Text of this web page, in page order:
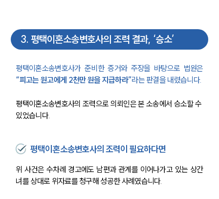
3. 평택이혼소송변호사의 조력 결과, ‘승소’
평택이혼소송변호사가 준비한 증거와 주장을 바탕으로 법원은
“피고는 원고에게 2천만 원을 지급하라”라는 판결을 내렸습니다.
평택이혼소송변호사의 조력으로 의뢰인은 본 소송에서 승소할 수
있었습니다.
평택이혼소송변호사의 조력이 필요하다면
위 사건은 수차례 경고에도 남편과 관계를 이어나가고 있는 상간
녀를 상대로 위자료를 청구해 성공한 사례였습니다.